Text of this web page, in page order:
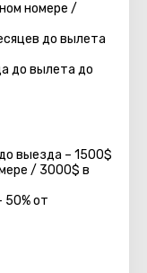
номере /
до вылета
до вылета до
выезда – 1500$
/ 3000$ в
50% от